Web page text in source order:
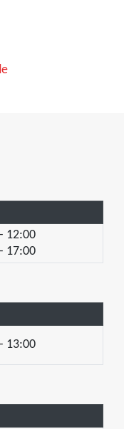
12:00
17:00
13:00